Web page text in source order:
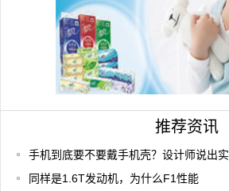
推荐资讯
手机到底要不要戴手机壳？设计师说出实
同样是1.6T发动机，为什么F1性能